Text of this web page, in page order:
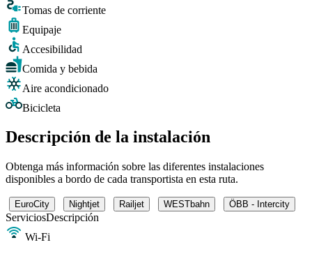
Tomas de corriente
Equipaje
Accesibilidad
Comida y bebida
Aire acondicionado
Bicicleta
Descripción de la instalación
Obtenga más información sobre las diferentes instalaciones
disponibles a bordo de cada transportista en esta ruta.
EuroCity Nightjet Railjet WESTbahn ÖBB - Intercity
ServiciosDescripción
Wi-Fi